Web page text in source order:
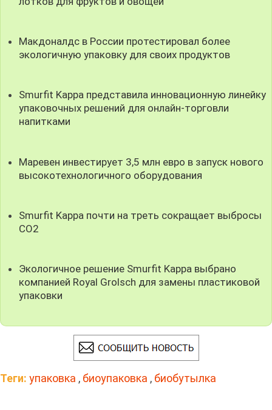
Макдоналдс в России протестировал более
экологичную упаковку для своих продуктов
Smurfit Kappa представила инновационную линейку
упаковочных решений для онлайн-торговли
напитками
Маревен инвестирует 3,5 млн евро в запуск нового
высокотехнологичного оборудования
Smurfit Kappa почти на треть сокращает выбросы
CO2
Экологичное решение Smurfit Kappa выбрано
компанией Royal Grolsch для замены пластиковой
упаковки
Теги: упаковка , биоупаковка , биобутылка